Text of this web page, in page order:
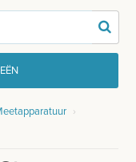
›